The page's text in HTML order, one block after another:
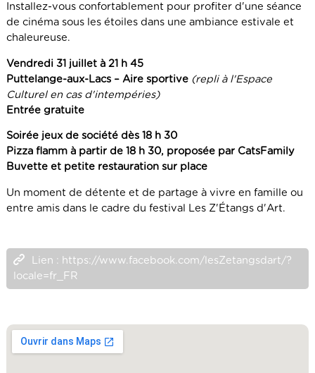
Installez-vous confortablement pour profiter d'une séance
de cinéma sous les étoiles dans une ambiance estivale et
chaleureuse.
Vendredi 31 juillet à 21 h 45
Puttelange-aux-Lacs – Aire sportive (repli à l'Espace
Culturel en cas d'intempéries)
Entrée gratuite
Soirée jeux de société dès 18 h 30
Pizza flamm à partir de 18 h 30, proposée par CatsFamily
Buvette et petite restauration sur place
Un moment de détente et de partage à vivre en famille ou
entre amis dans le cadre du festival Les Z'Étangs d'Art.
Lien : https://www.facebook.com/lesZetangsdart/?
locale=fr_FR